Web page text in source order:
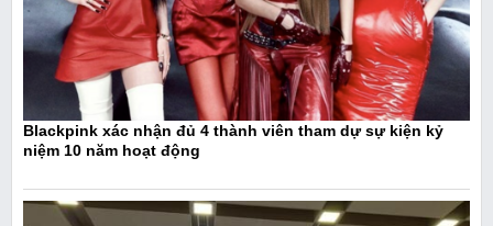
Blackpink xác nhận đủ 4 thành viên tham dự sự kiện kỷ
niệm 10 năm hoạt động